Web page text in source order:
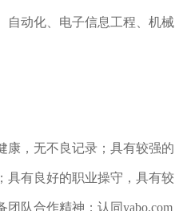
自动化、电子信息工程、机械
康，无不良记录；具有较强的
具有良好的职业操守，具有较
队合作精神；认同yabo.com